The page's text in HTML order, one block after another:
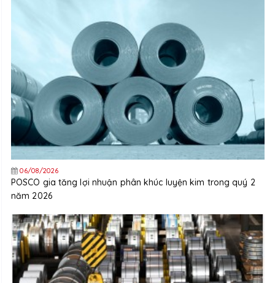
06/08/2026
POSCO gia tăng lợi nhuận phân khúc luyện kim trong quý 2
năm 2026